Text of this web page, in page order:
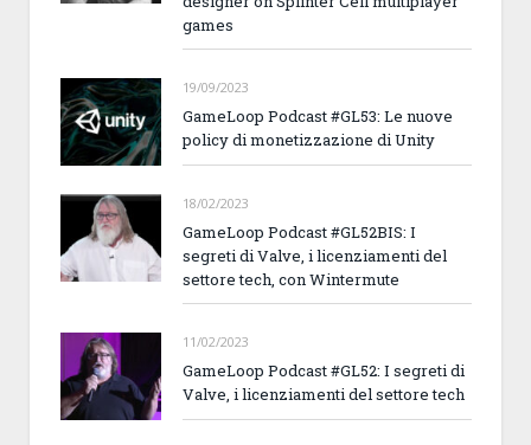
games
19/09/2023
GameLoop Podcast #GL53: Le nuove
policy di monetizzazione di Unity
18/02/2023
GameLoop Podcast #GL52BIS: I
segreti di Valve, i licenziamenti del
settore tech, con Wintermute
11/02/2023
GameLoop Podcast #GL52: I segreti di
Valve, i licenziamenti del settore tech